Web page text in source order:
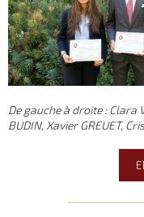
De gauche à droite : Clara
BUDIN, Xavier GREUET,